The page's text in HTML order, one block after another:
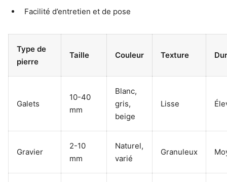
Facilité d’entretien et de pose
Type de
pierre
Taille Couleur Texture
Galets
10-40
mm
Blanc,
gris,
beige
Lisse
Gravier
2-10
mm
Naturel,
varié
Granuleux